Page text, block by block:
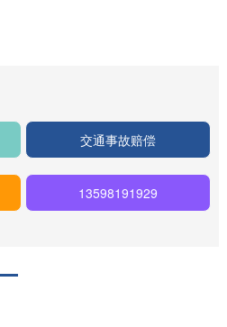
交通事故赔偿
13598191929